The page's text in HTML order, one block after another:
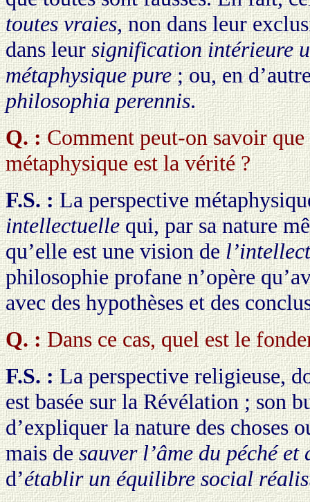
toutes vraies,non dans leur
dans leursignification intérieure
métaphysique pure; ou, en
philosophia perennis.
Q. :Comment peut-on savoir
métaphysique est la vérité ?
F.S. :La perspective
intellectuellequi, par sa nature
qu’elle est une vision de
philosophie profane n’opère
avec des hypothèses et des
Q. :Dans ce cas, quel est le
F.S. :La perspective religieuse,
est basée sur la Révélation ; son
d’expliquer la nature des choses
mais desauver l’âme du péché
d’établir un équilibre social